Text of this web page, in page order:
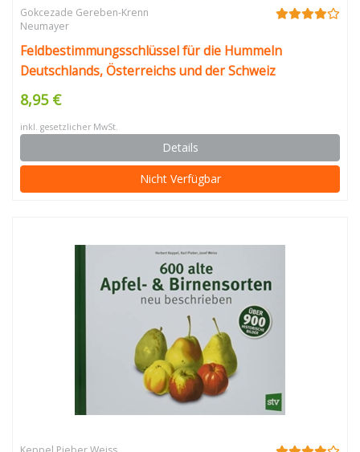
Gokcezade Gereben-Krenn
Neumayer
Feldbestimmungsschlüssel für die Hummeln
Deutschlands, Österreichs und der Schweiz
8,95 €
inkl. gesetzlicher MwSt.
Details
Nicht Verfügbar